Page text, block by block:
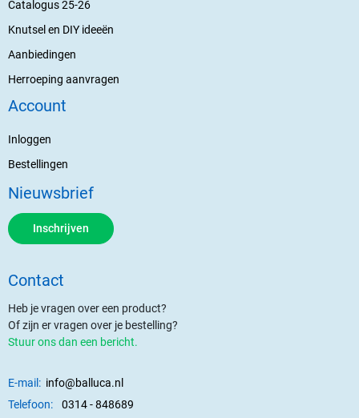
Catalogus 25-26
Knutsel en DIY ideeën
Aanbiedingen
Herroeping aanvragen
Account
Inloggen
Bestellingen
Nieuwsbrief
Inschrijven
Contact
Heb je vragen over een product?
Of zijn er vragen over je bestelling?
Stuur ons dan een bericht.
E-mail: info@balluca.nl
Telefoon:
0314 - 848689